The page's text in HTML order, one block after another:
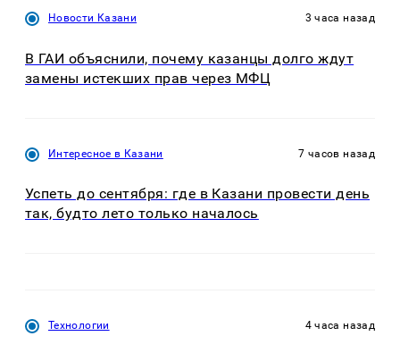
Новости Казани 3 часа назад
В ГАИ объяснили, почему казанцы долго ждут
замены истекших прав через МФЦ
Интересное в Казани 7 часов назад
Успеть до сентября: где в Казани провести день
так, будто лето только началось
Технологии 4 часа назад